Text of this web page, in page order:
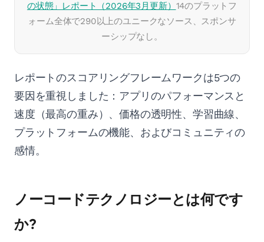
の状態」レポート（2026年3月更新） 14のプラットフ
ォーム全体で290以上のユニークなソース、スポンサ
ーシップなし。
レポートのスコアリングフレームワークは5つの
要因を重視しました：アプリのパフォーマンスと
速度（最高の重み）、価格の透明性、学習曲線、
プラットフォームの機能、およびコミュニティの
感情。
ノーコードテクノロジーとは何です
か?